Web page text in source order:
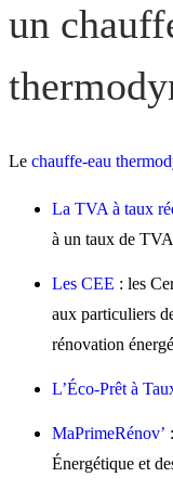
un
Le chauffe-eau
La TVA à taux
à un taux de
Les CEE : les
aux particuliers
rénovation
L’Éco-Prêt à
MaPrimeRénov’
Énergétique et